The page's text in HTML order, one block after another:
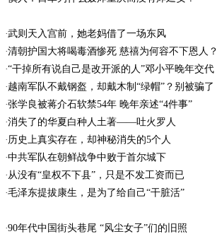
武则天入宫前，她老妈借了一场东风
清朝护国大将喝毒酒惨死 慈禧为何容不下恩人？
“干掉所有说自己是改开派的人”邓小平晚年交代
越南军队不戴钢盔，却戴木制“绿帽”？别被骗了
张学良被蒋介石软禁54年 晚年亲述“4件事”
消失了的华夏白种人土著——吐火罗人
历史上真实存在，却神秘消失的5个人
中共军队在朝鲜战争中败于首尔城下
从没有“皇权不下县”，只是不发工资而已
毛泽东提拔康生，是为了给自己“干脏活”
90年代中国街头巷尾 “风尘女子”们的旧照